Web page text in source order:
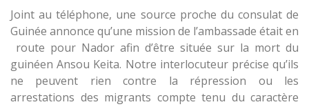
Joint au téléphone, une source proche du consulat de
Guinée annonce qu’une mission de l’ambassade était en
route pour Nador afin d’être située sur la mort du
guinéen Ansou Keita. Notre interlocuteur précise qu’ils
ne peuvent rien contre la répression ou les
arrestations des migrants compte tenu du caractère